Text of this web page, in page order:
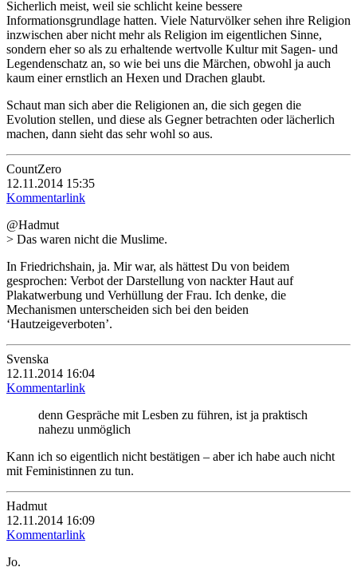
Sicherlich meist, weil sie schlicht keine bessere
Informationsgrundlage hatten. Viele Naturvölker sehen ihre Religion
inzwischen aber nicht mehr als Religion im eigentlichen Sinne,
sondern eher so als zu erhaltende wertvolle Kultur mit Sagen- und
Legendenschatz an, so wie bei uns die Märchen, obwohl ja auch
kaum einer ernstlich an Hexen und Drachen glaubt.
Schaut man sich aber die Religionen an, die sich gegen die
Evolution stellen, und diese als Gegner betrachten oder lächerlich
machen, dann sieht das sehr wohl so aus.
CountZero
12.11.2014 15:35
Kommentarlink
@Hadmut
> Das waren nicht die Muslime.
In Friedrichshain, ja. Mir war, als hättest Du von beidem
gesprochen: Verbot der Darstellung von nackter Haut auf
Plakatwerbung und Verhüllung der Frau. Ich denke, die
Mechanismen unterscheiden sich bei den beiden
‘Hautzeigeverboten’.
Svenska
12.11.2014 16:04
Kommentarlink
denn Gespräche mit Lesben zu führen, ist ja praktisch
nahezu unmöglich
Kann ich so eigentlich nicht bestätigen – aber ich habe auch nicht
mit Feministinnen zu tun.
Hadmut
12.11.2014 16:09
Kommentarlink
Jo.